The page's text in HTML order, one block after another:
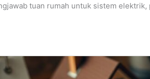
tuan rumah untuk sistem elektrik,